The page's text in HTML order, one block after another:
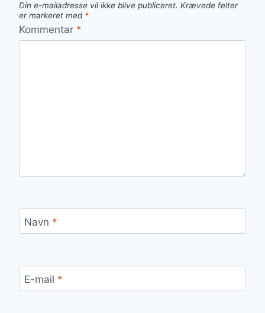
Din e-mailadresse vil ikke blive publiceret. Krævede felter
er markeret med *
Kommentar *
Navn *
E-mail *